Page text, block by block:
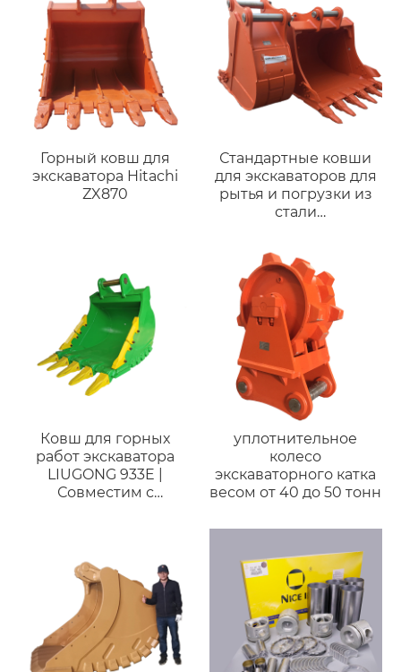
PC120 для
экскаваторов 12-17
Горный ковш для
экскаватора Hitachi
ZX870
Стандартные ковши
для экскаваторов для
рытья и погрузки из
стали
высокого качества и
недорогие для Hitachi
EX330 (28-35 тонн)
Ковш для горных
работ экскаватора
LIUGONG 933E |
Совместим с
уплотнительное
колесо
экскаваторного катка
весом от 40 до 50 тонн